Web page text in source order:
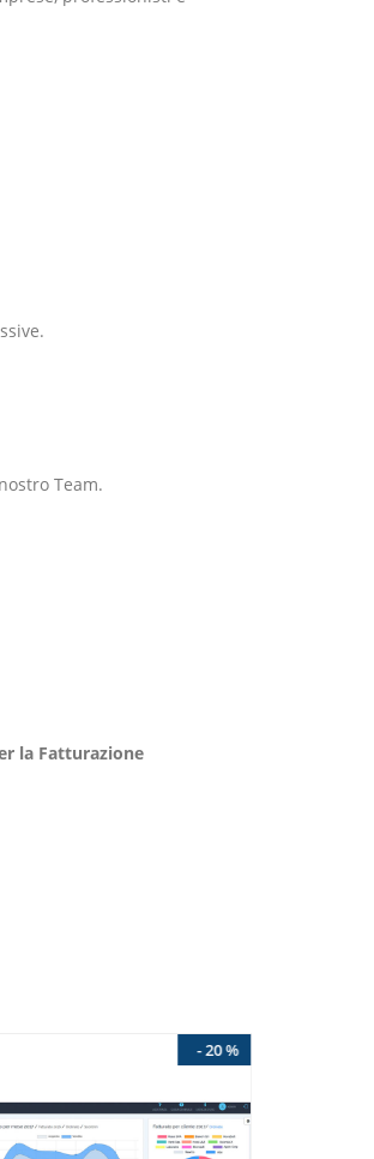
Team.
la Fatturazione
- 20 %